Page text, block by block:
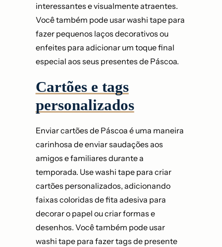
interessantes e visualmente atraentes.
Você também pode usar washi tape para
fazer pequenos laços decorativos ou
enfeites para adicionar um toque final
especial aos seus presentes de Páscoa.
Cartões e tags
personalizados
Enviar cartões de Páscoa é uma maneira
carinhosa de enviar saudações aos
amigos e familiares durante a
temporada. Use washi tape para criar
cartões personalizados, adicionando
faixas coloridas de fita adesiva para
decorar o papel ou criar formas e
desenhos. Você também pode usar
washi tape para fazer tags de presente